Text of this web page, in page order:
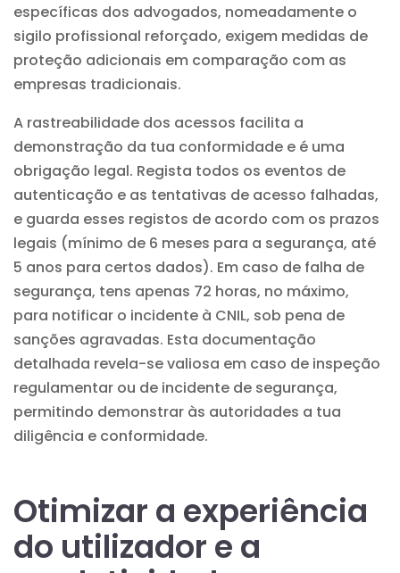
específicas dos advogados, nomeadamente o
sigilo profissional reforçado, exigem medidas de
proteção adicionais em comparação com as
empresas tradicionais.
A rastreabilidade dos acessos facilita a
demonstração da tua conformidade e é uma
obrigação legal. Regista todos os eventos de
autenticação e as tentativas de acesso falhadas,
e guarda esses registos de acordo com os prazos
legais (mínimo de 6 meses para a segurança, até
5 anos para certos dados). Em caso de falha de
segurança, tens apenas 72 horas, no máximo,
para notificar o incidente à CNIL, sob pena de
sanções agravadas. Esta documentação
detalhada revela-se valiosa em caso de inspeção
regulamentar ou de incidente de segurança,
permitindo demonstrar às autoridades a tua
diligência e conformidade.
Otimizar a experiência
do utilizador e a